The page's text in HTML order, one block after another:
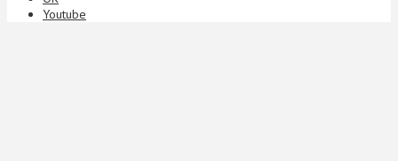
Youtube